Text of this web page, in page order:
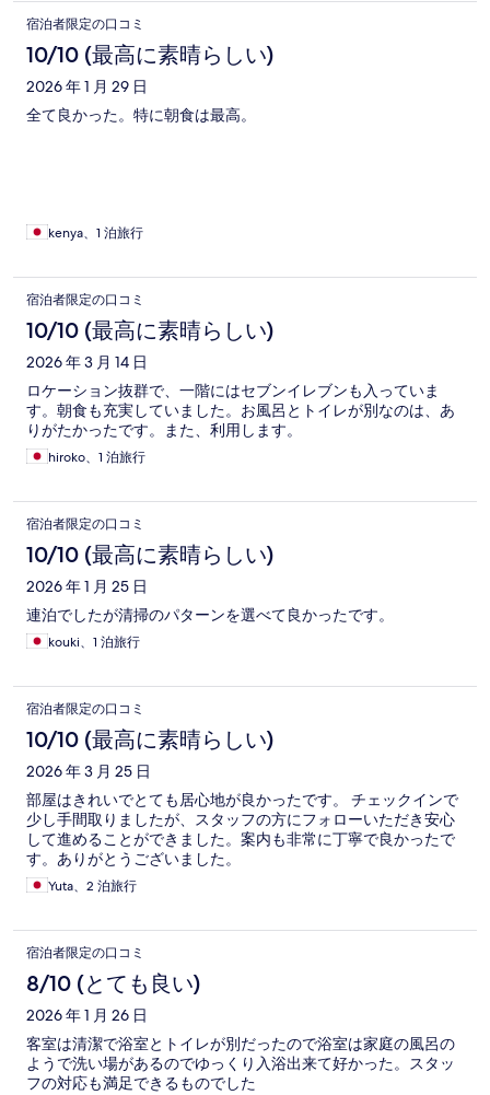
宿泊者限定の口コミ
10/10 (最高に素晴らしい)
2026 年 1 月 29 日
全て良かった。特に朝食は最高。
kenya、1 泊旅行
宿泊者限定の口コミ
10/10 (最高に素晴らしい)
2026 年 3 月 14 日
ロケーション抜群で、一階にはセブンイレブンも入っていま
す。朝食も充実していました。お風呂とトイレが別なのは、あ
りがたかったです。また、利用します。
hiroko、1 泊旅行
宿泊者限定の口コミ
10/10 (最高に素晴らしい)
2026 年 1 月 25 日
連泊でしたが清掃のパターンを選べて良かったです。
kouki、1 泊旅行
宿泊者限定の口コミ
10/10 (最高に素晴らしい)
2026 年 3 月 25 日
部屋はきれいでとても居心地が良かったです。 チェックインで
少し手間取りましたが、スタッフの方にフォローいただき安心
して進めることができました。案内も非常に丁寧で良かったで
す。ありがとうございました。
Yuta、2 泊旅行
宿泊者限定の口コミ
8/10 (とても良い)
2026 年 1 月 26 日
客室は清潔で浴室とトイレが別だったので浴室は家庭の風呂の
ようで洗い場があるのでゆっくり入浴出来て好かった。スタッ
フの対応も満足できるものでした